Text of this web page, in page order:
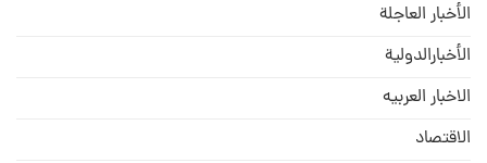
الأخبار العاجلة
الأخبارالدولية
الاخبار العربيه
الاقتصاد